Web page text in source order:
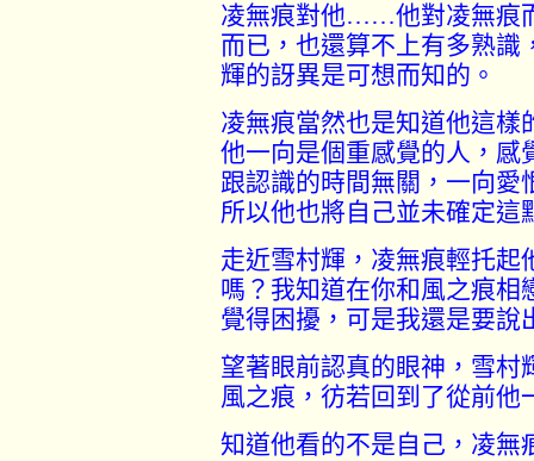
凌無痕對他……他對凌無痕
而已，也還算不上有多熟識
輝的訝異是可想而知的。
凌無痕當然也是知道他這樣
他一向是個重感覺的人，感
跟認識的時間無關，一向愛
所以他也將自己並未確定這
走近雪村輝，凌無痕輕托起
嗎？我知道在你和風之痕相
覺得困擾，可是我還是要說
望著眼前認真的眼神，雪村
風之痕，彷若回到了從前他
知道他看的不是自己，凌無